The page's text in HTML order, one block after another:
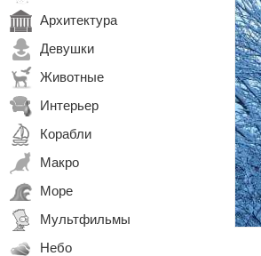
Архитектура
Девушки
Животные
Интерьер
Корабли
Макро
Море
Мультфильмы
Небо